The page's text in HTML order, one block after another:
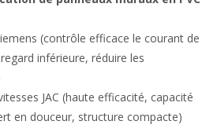
(contrôle efficace le courant de
inférieure, réduire les
JAC (haute efficacité, capacité
en douceur, structure compacte)